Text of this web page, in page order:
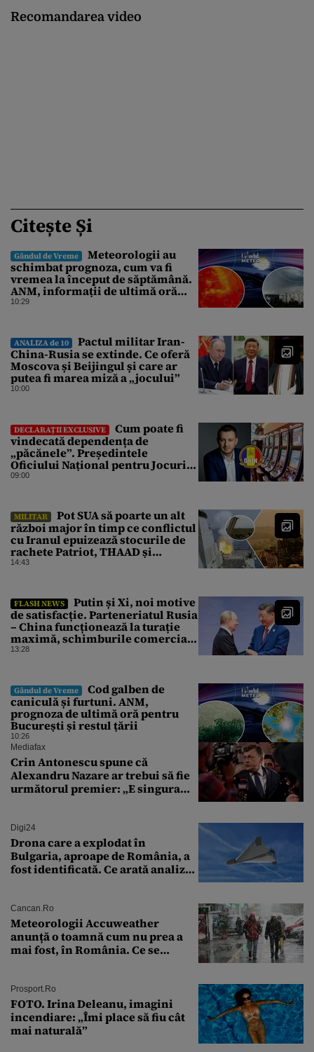
Recomandarea video
Citește Și
Gândul de Vreme
Meteorologii au
schimbat prognoza, cum va fi
vremea la început de săptămână.
ANM, informații de ultimă oră
pentru Gândul
10:29
ANALIZA de 10
Pactul militar Iran-
China-Rusia se extinde. Ce oferă
Moscova și Beijingul și care ar
putea fi marea miză a „jocului”
10:00
DECLARAȚII EXCLUSIVE
Cum poate fi
vindecată dependența de
„păcănele”. Președintele
Oficiului Național pentru Jocuri
de Noroc propune o ordonanță de
unică
09:00
MILITAR
Pot SUA să poarte un alt
război major în timp ce conflictul
cu Iranul epuizează stocurile de
rachete Patriot, THAAD și
Tomahawk?
14:43
FLASH NEWS
Putin și Xi, noi motive
de satisfacție. Parteneriatul Rusia
– China funcționează la turație
maximă, schimburile comerciale
ating niveluri record
13:28
Gândul de Vreme
Cod galben de
caniculă și furtuni. ANM,
prognoza de ultimă oră pentru
București și restul țării
10:26
Mediafax
Crin Antonescu spune că
Alexandru Nazare ar trebui să fie
următorul premier: „E singura
Digi24
Drona care a explodat în
Bulgaria, aproape de România, a
fost identificată. Ce arată analiza
Cancan.ro
Meteorologii Accuweather
anunță o toamnă cum nu prea a
mai fost, în România. Ce se
București. Pe ce dată ninge
Prosport.ro
FOTO. Irina Deleanu, imagini
incendiare: „Îmi place să fiu cât
mai naturală”